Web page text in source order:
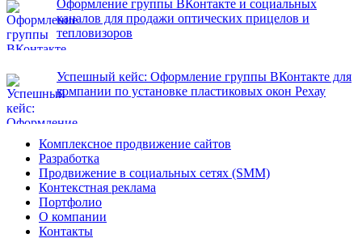
Оформление группы ВКонтакте и социальных
каналов для продажи оптических прицелов и
тепловизоров
Успешный кейс: Оформление группы ВКонтакте для
компании по установке пластиковых окон Рехау
Комплексное продвижение сайтов
Разработка
Продвижение в социальных сетях (SMM)
Контекстная реклама
Портфолио
О компании
Контакты